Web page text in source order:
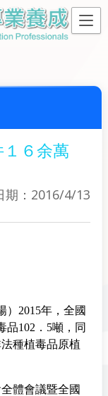
６余萬
期：2016/4/13
）2015年，全國
品102．5噸，同
種植毒品原植
體會議暨全國